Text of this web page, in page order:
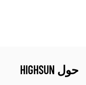
حول HIGHSUN